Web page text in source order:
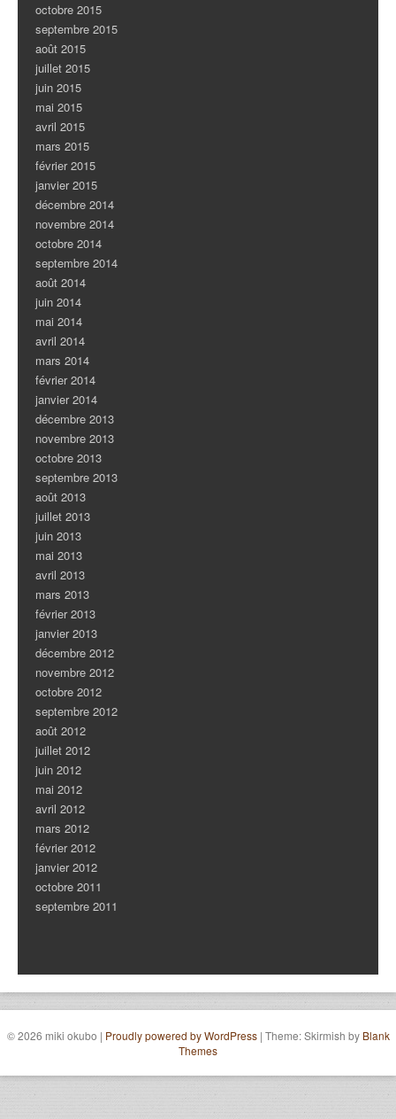
octobre 2015
septembre 2015
août 2015
juillet 2015
juin 2015
mai 2015
avril 2015
mars 2015
février 2015
janvier 2015
décembre 2014
novembre 2014
octobre 2014
septembre 2014
août 2014
juin 2014
mai 2014
avril 2014
mars 2014
février 2014
janvier 2014
décembre 2013
novembre 2013
octobre 2013
septembre 2013
août 2013
juillet 2013
juin 2013
mai 2013
avril 2013
mars 2013
février 2013
janvier 2013
décembre 2012
novembre 2012
octobre 2012
septembre 2012
août 2012
juillet 2012
juin 2012
mai 2012
avril 2012
mars 2012
février 2012
janvier 2012
octobre 2011
septembre 2011
© 2026 miki okubo | Proudly powered by WordPress | Theme: Skirmish by Blank
Themes